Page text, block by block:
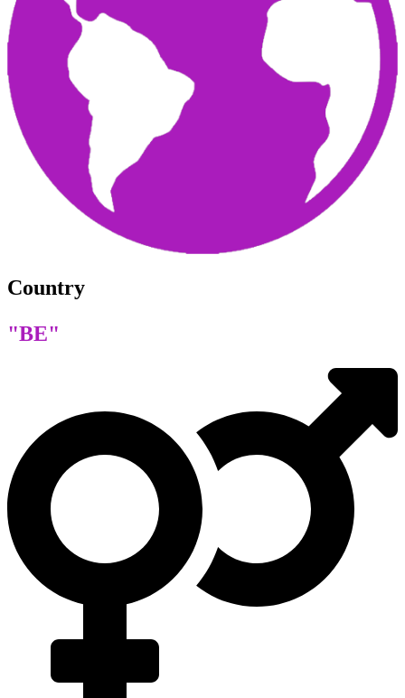
Country
"BE"